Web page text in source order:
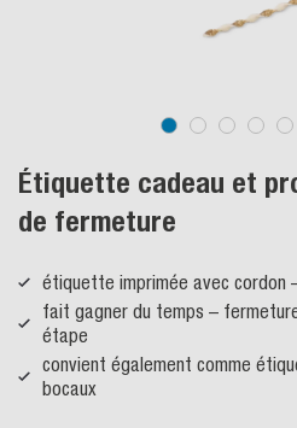
Étiquette cadeau et
de fermeture
étiquette imprimée avec cordon
fait gagner du temps –
étape
convient également comme
bocaux